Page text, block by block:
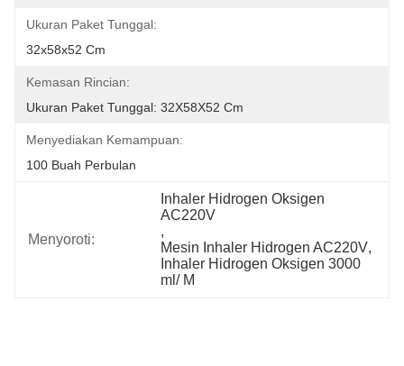
Ukuran Paket Tunggal:
32x58x52 Cm
Kemasan Rincian:
Ukuran Paket Tunggal: 32X58X52 Cm
Menyediakan Kemampuan:
100 Buah Perbulan
Menyoroti:
Inhaler Hidrogen Oksigen
AC220V
,
Mesin Inhaler Hidrogen AC220V
Inhaler Hidrogen Oksigen 3000
ml/ M